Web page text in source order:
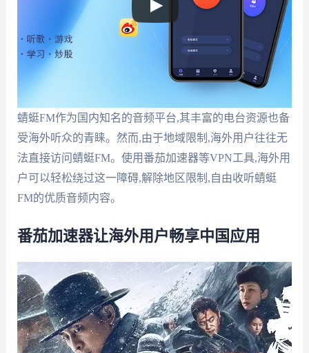
蜻蜓FM作为国内知名的音频平台,其丰富的电台资源也备
受海外听众的青睐。然而,由于地域限制,海外用户往往无
法直接访问蜻蜓FM。使用番茄加速器等VPN工具,海外用
户可以轻松绕过这一障碍,解除地区限制,自由收听蜻蜓
FM的优质音频内容。
番茄加速器让海外用户畅享中国应用